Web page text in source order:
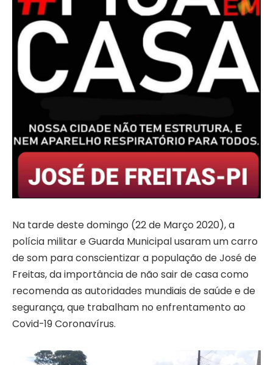
Na tarde deste domingo (22 de Março 2020), a
polícia militar e Guarda Municipal usaram um carro
de som para conscientizar a população de José de
Freitas, da importância de não sair de casa como
recomenda as autoridades mundiais de saúde e de
segurança, que trabalham no enfrentamento ao
Covid-19 Coronavírus.